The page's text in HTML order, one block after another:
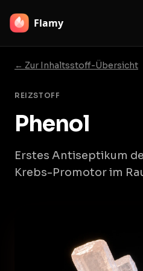
Flamy
← Zur Inhaltsstoff-Übersicht
REIZSTOFF
Phenol
Erstes Antiseptikum
Krebs-Promotor im